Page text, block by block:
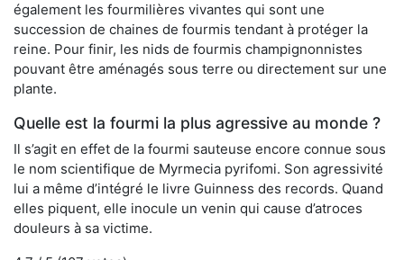
également les fourmilières vivantes qui sont une
succession de chaines de fourmis tendant à protéger la
reine. Pour finir, les nids de fourmis champignonnistes
pouvant être aménagés sous terre ou directement sur une
plante.
Quelle est la fourmi la plus agressive au monde ?
Il s’agit en effet de la fourmi sauteuse encore connue sous
le nom scientifique de Myrmecia pyrifomi. Son agressivité
lui a même d’intégré le livre Guinness des records. Quand
elles piquent, elle inocule un venin qui cause d’atroces
douleurs à sa victime.